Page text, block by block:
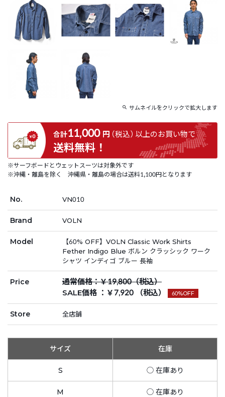
サムネイルをクリックで拡大します
合計11,000 円（税込）以上のお買い物で
送料無料！
※サーフボードとウェットスーツは対象外です
※沖縄・離島を除く 沖縄県・離島の場合は送料1,100円となります
No. VN010
Brand VOLN
Model
【60% OFF】VOLN Classic Work Shirts
Fether Indigo Blue ボルン クラッシック ワーク
シャツ インディゴ ブルー 長袖
Price
通常価格：￥19,800（税込）
SALE価格 ：￥7,920 （税込）
60%OFF
Store 全店舗
サイズ 在庫
S ◯ 在庫あり
M ◯ 在庫あり